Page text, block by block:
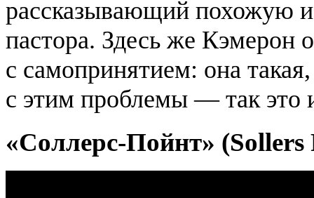
рассказывающий похожую
пастора. Здесь же Кэмерон
с самопринятием: она
с этим проблемы — так это
«Соллерс-Пойнт» (Sollers